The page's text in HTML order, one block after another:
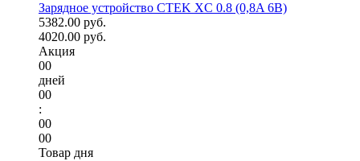
Зарядное устройство CTEK XC 0.8 (0,8A 6В)
5382.00 руб.
4020.00 руб.
Акция
00
дней
00
:
00
00
Товар дня